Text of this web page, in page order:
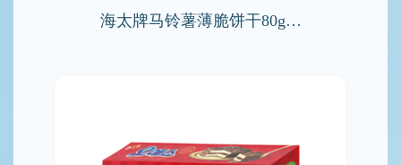
海太牌马铃薯薄脆饼干80g…